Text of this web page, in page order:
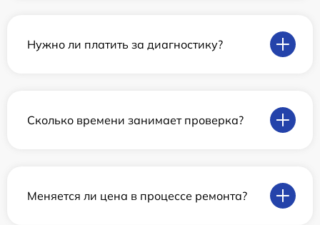
Нужно ли платить за диагностику?
Сколько времени занимает проверка?
Меняется ли цена в процессе ремонта?